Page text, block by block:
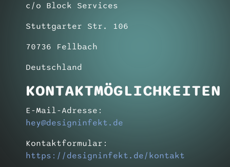
c/o Block Services
Stuttgarter Str. 106
70736 Fellbach
Deutschland
KONTAKTMÖGLICHKEITEN
E-Mail-Adresse:
hey@designinfekt.de
Kontaktformular:
https://designinfekt.de/kontakt